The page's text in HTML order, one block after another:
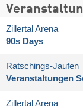
Zillertal Arena
90s Days
Ratschings-Jaufen
Veranstaltungen
Zillertal Arena